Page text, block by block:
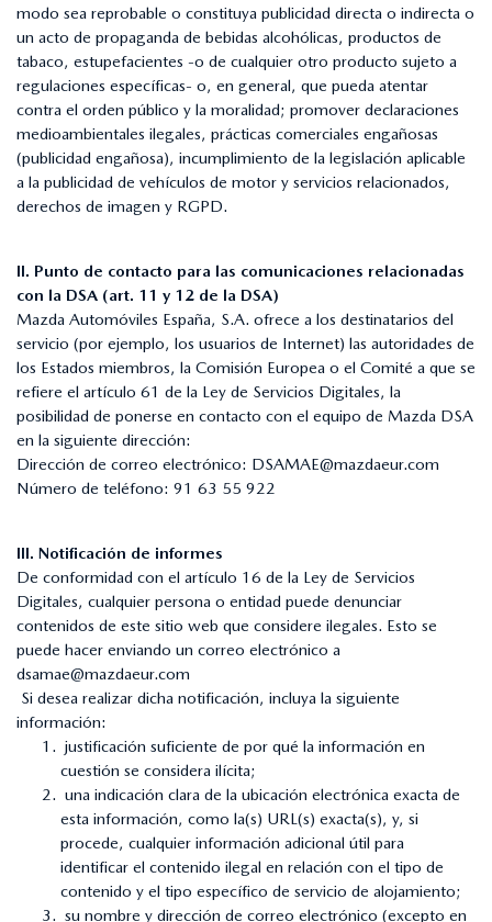
modo sea reprobable o constituya publicidad directa o indirecta o
un acto de propaganda de bebidas alcohólicas, productos de
tabaco, estupefacientes -o de cualquier otro producto sujeto a
regulaciones específicas- o, en general, que pueda atentar
contra el orden público y la moralidad; promover declaraciones
medioambientales ilegales, prácticas comerciales engañosas
(publicidad engañosa), incumplimiento de la legislación aplicable
a la publicidad de vehículos de motor y servicios relacionados,
derechos de imagen y RGPD.
II. Punto de contacto para las comunicaciones relacionadas
con la DSA (art. 11 y 12 de la DSA)
Mazda Automóviles España, S.A. ofrece a los destinatarios del
servicio (por ejemplo, los usuarios de Internet) las autoridades de
los Estados miembros, la Comisión Europea o el Comité a que se
refiere el artículo 61 de la Ley de Servicios Digitales, la
posibilidad de ponerse en contacto con el equipo de Mazda DSA
en la siguiente dirección:
Dirección de correo electrónico: DSAMAE@mazdaeur.com
Número de teléfono: 91 63 55 922
III. Notificación de informes
De conformidad con el artículo 16 de la Ley de Servicios
Digitales, cualquier persona o entidad puede denunciar
contenidos de este sitio web que considere ilegales. Esto se
puede hacer enviando un correo electrónico a
dsamae@mazdaeur.com
Si desea realizar dicha notificación, incluya la siguiente
información:
justificación suficiente de por qué la información en
cuestión se considera ilícita;
una indicación clara de la ubicación electrónica exacta de
esta información, como la(s) URL(s) exacta(s), y, si
procede, cualquier información adicional útil para
identificar el contenido ilegal en relación con el tipo de
contenido y el tipo específico de servicio de alojamiento;
su nombre y dirección de correo electrónico (excepto en